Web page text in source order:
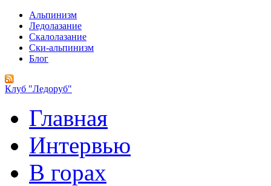
Альпинизм
Ледолазание
Скалолазание
Ски-альпинизм
Блог
Клуб "Ледоруб"
Главная
Интервью
В горах